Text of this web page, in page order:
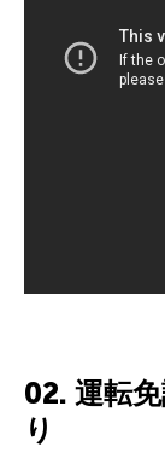
02. 運転
り